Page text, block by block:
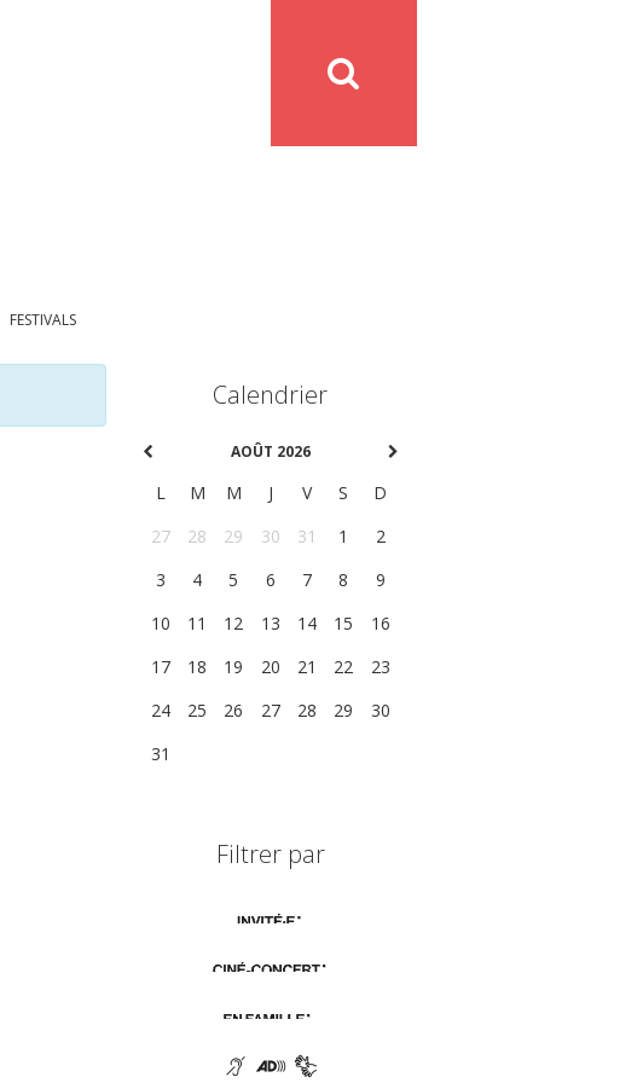
FESTIVALS
Calendrier
AOÛT 2026
L M M J V S
D
27
28 29 30 31 1
2
3
4 5 6 7 8
9
10
11 12 13 14 15
16
17
18 19 20 21 22
23
24
25 26 27 28 29
30
31
Filtrer par